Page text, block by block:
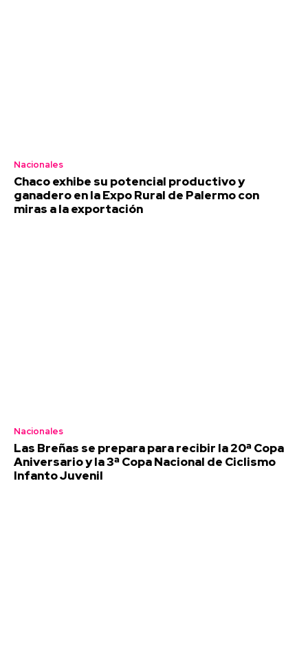
Nacionales
Chaco exhibe su potencial productivo y
ganadero en la Expo Rural de Palermo con
miras a la exportación
Nacionales
Las Breñas se prepara para recibir la 20ª Copa
Aniversario y la 3ª Copa Nacional de Ciclismo
Infanto Juvenil